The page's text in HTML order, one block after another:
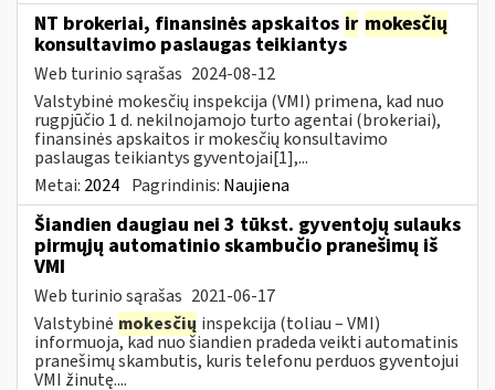
NT brokeriai, finansinės apskaitos ir mokesčių
konsultavimo paslaugas teikiantys
Web turinio sąrašas 2024-08-12
Valstybinė mokesčių inspekcija (VMI) primena, kad nuo
rugpjūčio 1 d. nekilnojamojo turto agentai (brokeriai),
finansinės apskaitos ir mokesčių konsultavimo
paslaugas teikiantys gyventojai[1],...
Metai: 2024 Pagrindinis: Naujiena
Šiandien daugiau nei 3 tūkst. gyventojų sulauks
pirmųjų automatinio skambučio pranešimų iš
VMI
Web turinio sąrašas 2021-06-17
Valstybinė mokesčių inspekcija (toliau – VMI)
informuoja, kad nuo šiandien pradeda veikti automatinis
pranešimų skambutis, kuris telefonu perduos gyventojui
VMI žinutę....